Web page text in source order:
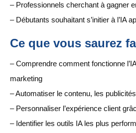
– Professionnels cherchant à gagner
– Débutants souhaitant s’initier à l’IA
Ce que vous saurez
– Comprendre comment fonctionne
marketing
– Automatiser le contenu, les
– Personnaliser l’expérience client
– Identifier les outils IA les plus